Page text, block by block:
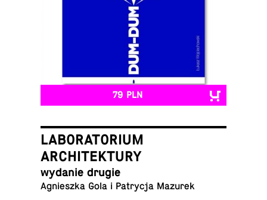
79 PLN
LABORATORIUM
ARCHITEKTURY
wydanie drugie
Ag­nieszka Gola i Pa­trycja Mazurek